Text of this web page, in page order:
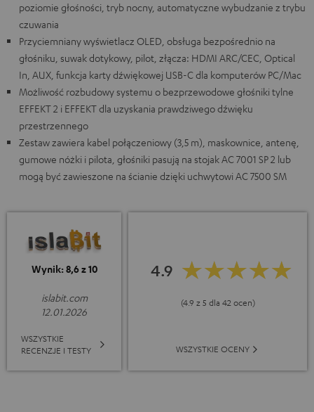
poziomie głośności, tryb nocny, automatyczne wybudzanie z trybu
czuwania
Przyciemniany wyświetlacz OLED, obsługa bezpośrednio na
głośniku, suwak dotykowy, pilot, złącza: HDMI ARC/CEC, Optical
In, AUX, funkcja karty dźwiękowej USB-C dla komputerów PC/Mac
Możliwość rozbudowy systemu o bezprzewodowe głośniki tylne
EFFEKT 2 i EFFEKT dla uzyskania prawdziwego dźwięku
przestrzennego
Zestaw zawiera kabel połączeniowy (3,5 m), maskownice, antenę,
gumowe nóżki i pilota, głośniki pasują na stojak AC 7001 SP 2 lub
mogą być zawieszone na ścianie dzięki uchwytowi AC 7500 SM
Wynik: 8,6 z 10
islabit.com
12.01.2026
WSZYSTKIE
RECENZJE I TESTY
4.9
(4.9 z 5 dla 42 ocen)
WSZYSTKIE OCENY